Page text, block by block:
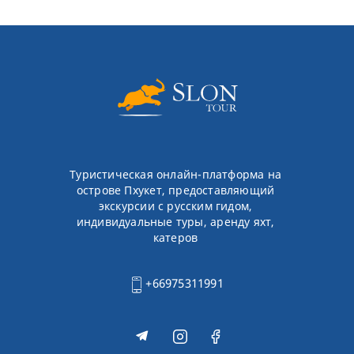
Туристическая онлайн-платформа на
острове Пхукет, предоставляющий
экскурсии с русским гидом,
индивидуальные туры, аренду яхт,
катеров
+66975311991